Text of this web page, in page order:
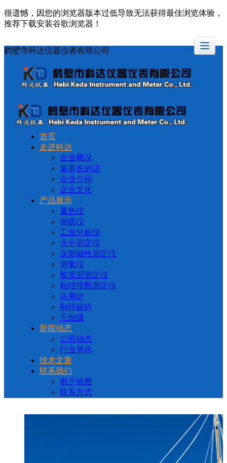
很遗憾，因您的浏览器版本过低导致无法获得最佳浏览体验，
推荐下载安装谷歌浏览器！
鹤壁市科达仪器仪表有限公司
首页
走进科达
企业概况
董事长的话
企业介绍
企业文化
产品展示
量热仪
测硫仪
工业分析仪
水分测定仪
灰熔融性测定仪
测氢仪
胶质层测定仪
粘结指数测定仪
马弗炉
制样破碎
无烟煤
新闻动态
公司动态
行业资讯
技术文章
联系我们
电子地图
联系方式